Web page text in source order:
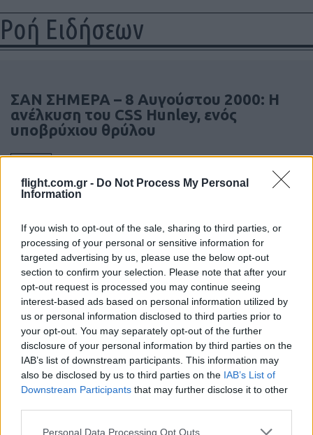
flight.com.gr - Do Not Process My Personal
Information
If you wish to opt-out of the sale, sharing to third parties, or
processing of your personal or sensitive information for
targeted advertising by us, please use the below opt-out
section to confirm your selection. Please note that after your
opt-out request is processed you may continue seeing
interest-based ads based on personal information utilized by
us or personal information disclosed to third parties prior to
your opt-out. You may separately opt-out of the further
disclosure of your personal information by third parties on the
IAB’s list of downstream participants. This information may
also be disclosed by us to third parties on the IAB’s List of
Downstream Participants that may further disclose it to other
Please note that this website/app uses one or more Google
Personal Data Processing Opt Outs
Ροή Ειδήσεων
ΣΑΝ ΣΗΜΕΡΑ – 8 Αυγούστου 2000: Η
ανέλκυση του CSS Hunley, ενός
υποβρύχιου θρύλου
ΗΠΑ: Νέες κυρώσεις στην Κούβα για
εισαγωγές όπλων και στρατιωτική
συνεργασία με Ρωσία και Κίνα
15:20
Ουκρανικά πλήγματα στη Μαύρη
Θάλασσα: Στόχος πλοία κοντά στο
Νοβοροσίσκ